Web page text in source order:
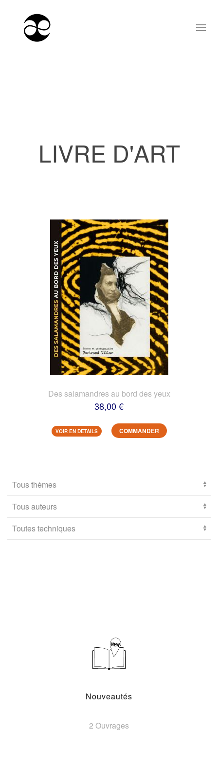
LIVRE D'ART
Des salamandres au bord des yeux
38,00 €
VOIR EN DETAILS COMMANDER
Nouveautés
2 Ouvrages